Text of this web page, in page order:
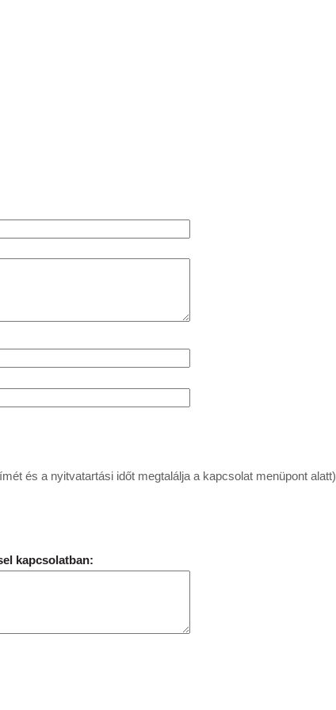
és a nyitvatartási időt megtalálja a kapcsolat menüpont alatt)
kapcsolatban: